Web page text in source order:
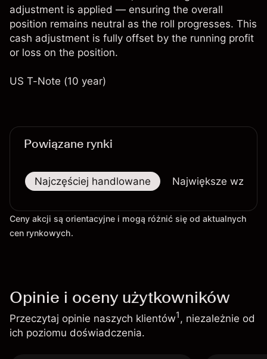
adjustment is applied — ensuring the overall
position remains neutral as the roll progresses. This
cash adjustment is fully offset by the running profit
or loss on the position.
US T-Note (10 year)
Powiązane rynki
Najczęściej handlowane Największe wzrosty
Ceny akcji są orientacyjne i mogą różnić się od aktualnych
cen rynkowych.
Opinie i oceny użytkowników
Przeczytaj opinie naszych klientów1, niezależnie od
ich poziomu doświadczenia.